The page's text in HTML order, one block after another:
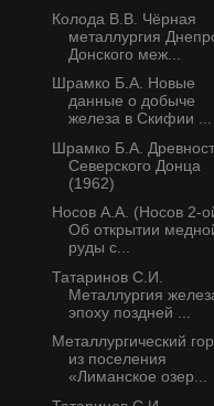
Колода В.В. Чёрная
металлургия
Донского меж...
Шрамко Б.А. Новые
данные о добыче
железа в Скифии ...
Шрамко Б.А.
Северского Донца
(1962)
Носов А.А. (Носов 2-
Об открытии
руды с...
Татаринов С.И.
Металлургия
эпоху поздней ...
Металлургический
из поселения
«Лиманское озер...